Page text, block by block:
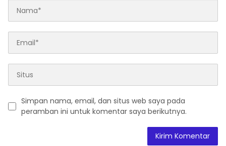
Simpan nama, email, dan situs web saya pada
peramban ini untuk komentar saya berikutnya.